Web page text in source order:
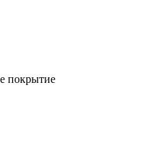
покрытие